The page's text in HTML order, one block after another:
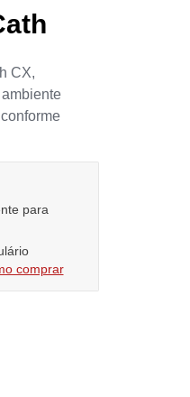
CX,
para
comprar